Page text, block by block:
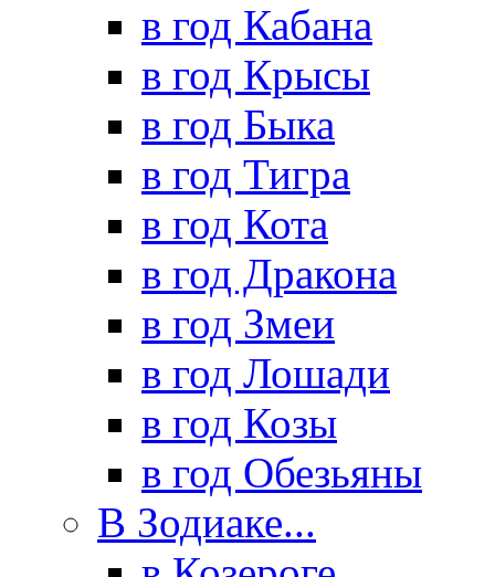
в год Кабана
в год Крысы
в год Быка
в год Тигра
в год Кота
в год Дракона
в год Змеи
в год Лошади
в год Козы
в год Обезьяны
В Зодиаке...